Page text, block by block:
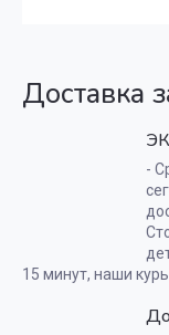
Доставка
-
15 минут, наши